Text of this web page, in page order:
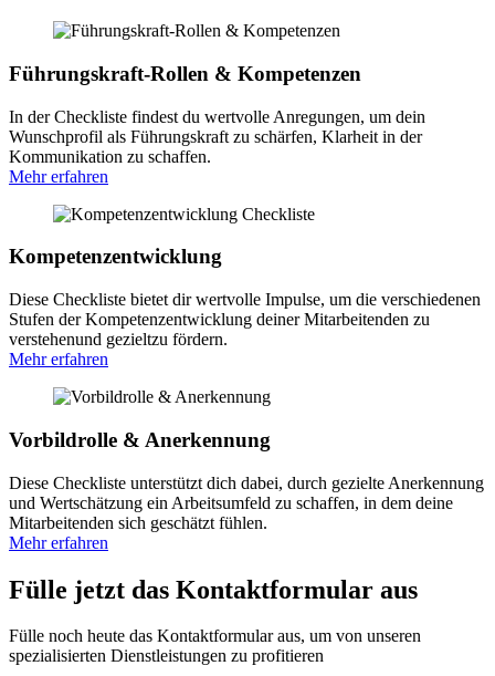
Führungskraft-Rollen & Kompetenzen
In der Checkliste findest du wertvolle Anregungen, um dein
Wunschprofil als Führungskraft zu schärfen, Klarheit in der
Kommunikation zu schaffen.
Mehr erfahren
Kompetenz­entwicklung
Diese Checkliste bietet dir wertvolle Impulse, um die verschiedenen
Stufen der Kompetenzentwicklung deiner Mitarbeitenden zu
verstehenund gezieltzu fördern.
Mehr erfahren
Vorbildrolle & Anerkennung
Diese Checkliste unterstützt dich dabei, durch gezielte Anerkennung
und Wertschätzung ein Arbeitsumfeld zu schaffen, in dem deine
Mitarbeitenden sich geschätzt fühlen.
Mehr erfahren
Fülle jetzt das Kontakt­­formular aus
Fülle noch heute das Kontaktformular aus, um von unseren
spezialisierten Dienstleistungen zu profitieren